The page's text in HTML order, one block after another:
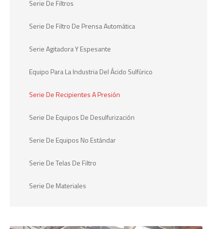
Serie De Filtros
Serie De Filtro De Prensa Automática
Serie Agitadora Y Espesante
Equipo Para La Industria Del Ácido Sulfúrico
Serie De Recipientes A Presión
Serie De Equipos De Desulfurización
Serie De Equipos No Estándar
Serie De Telas De Filtro
Serie De Materiales